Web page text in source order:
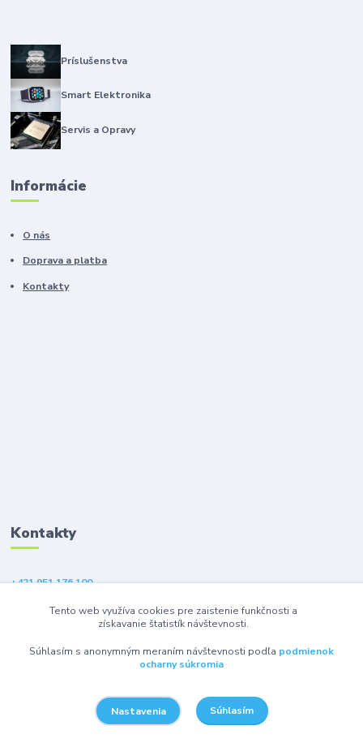
Príslušenstva
Smart Elektronika
Servis a Opravy
Informácie
O nás
Doprava a platba
Kontakty
Kontakty
+421 951 176 100
eshop@gsm1.sk
Tento web využíva cookies pre zaistenie funkčnosti a
získavanie štatistík návštevnosti.
Súhlasím s anonymným meraním návštevnosti podľa podmienok
ocharny súkromia
Nastavenia Súhlasím